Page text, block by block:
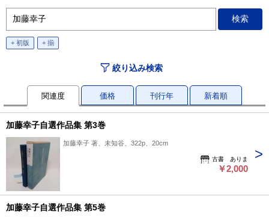
+ 初版 + 揃
絞り込み検索
関連度 価格 刊行年 新着順
加藤幸子自選作品集 第3巻
加藤幸子 著、未知谷、322p、20cm
古書 ありま
￥2,000
加藤幸子自選作品集 第5巻